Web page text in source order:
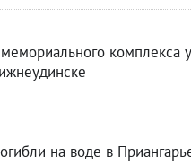
мемориального комплекса
на воде в